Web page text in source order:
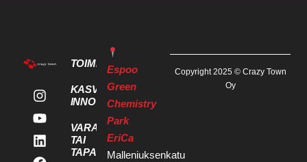
TOIMITILAT
KASVU- JA
INNOVAATIOPALVELUT
VARAA KOKOUS
TAI
TAPAHTUMATILA
Espoo
Green
Chemistry
Park
EriCa
Malleniuksenkatu
Copyright 2025 © Crazy Town
Oy